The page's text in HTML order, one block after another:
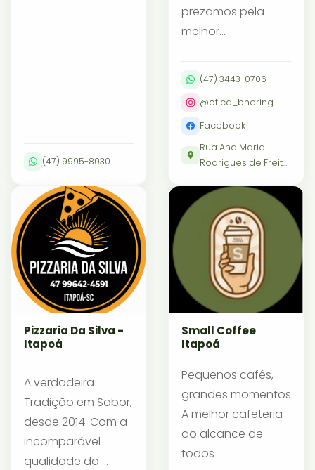
(47) 9995-8030
prezamos pela
melhor...
(47) 3443-0706
@otica_bhering
Facebook
Rua Ana Maria
Rodrigues de Freit...
Pizzaria Da Silva -
Itapoá
A verdadeira
Tradição em Sabor,
desde 2014. Com a
incomparável
qualidade da ...
Small Coffee
Itapoá
Pequenos cafés,
grandes momentos
A melhor cafeteria
ao alcance de
todos